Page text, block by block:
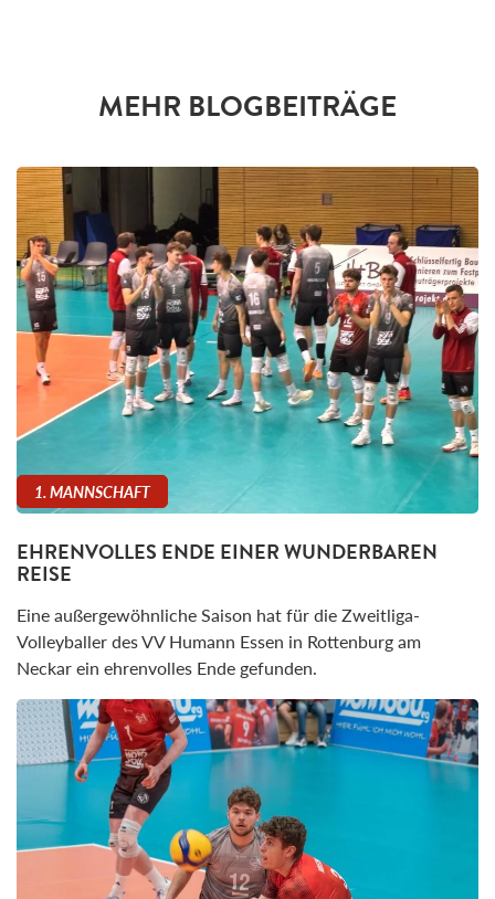
MEHR BLOGBEITRÄGE
1. MANNSCHAFT
EHRENVOLLES ENDE EINER WUNDERBAREN
REISE
Eine außergewöhnliche Saison hat für die Zweitliga-
Volleyballer des VV Humann Essen in Rottenburg am
Neckar ein ehrenvolles Ende gefunden.